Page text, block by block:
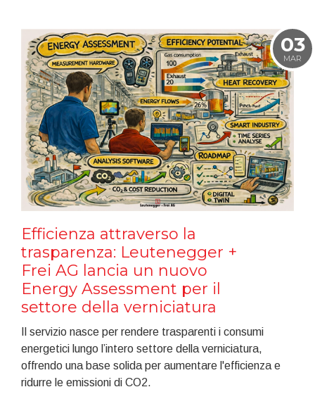
03
MAR
Efficienza attraverso la
trasparenza: Leutenegger +
Frei AG lancia un nuovo
Energy Assessment per il
settore della verniciatura
Il servizio nasce per rendere trasparenti i consumi
energetici lungo l’intero settore della verniciatura,
offrendo una base solida per aumentare l'efficienza e
ridurre le emissioni di CO2.